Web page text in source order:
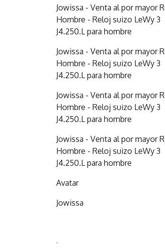
Jowissa - Venta al por mayor
Hombre - Reloj suizo LeWy 3
J4.250.L para hombre
Jowissa - Venta al por mayor
Hombre - Reloj suizo LeWy 3
J4.250.L para hombre
Jowissa - Venta al por mayor
Hombre - Reloj suizo LeWy 3
J4.250.L para hombre
Jowissa - Venta al por mayor
Hombre - Reloj suizo LeWy 3
J4.250.L para hombre
Avatar
Jowissa
·